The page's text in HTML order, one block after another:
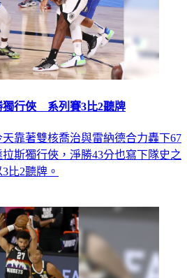
獨行俠 系列賽3比2聽牌
靠著雙核喬治與雷納德合力轟下67
斯獨行俠，淨勝43分也寫下隊史之
比2聽牌。